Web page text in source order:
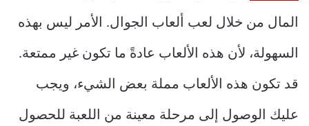
المال من خلال لعب ألعاب الجوال. الأمر ليس بهذه
السهولة، لأن هذه الألعاب عادةً ما تكون غير ممتعة.
قد تكون هذه الألعاب مملة بعض الشيء، ويجب
عليك الوصول إلى مرحلة معينة من اللعبة للحصول